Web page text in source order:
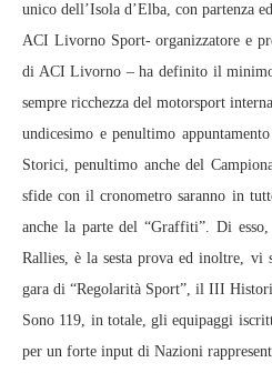
unico dell’Isola d’Elba, con partenza
ACI Livorno Sport- organizzatore e
di ACI Livorno – ha definito il
sempre ricchezza del motorsport
undicesimo e penultimo
Storici, penultimo anche del
sfide con il cronometro saranno in
anche la parte del “Graffiti”. Di
Rallies, è la sesta prova ed inoltre, vi
gara di “Regolarità Sport”, il III
Sono 119, in totale, gli equipaggi
per un forte input di Nazioni